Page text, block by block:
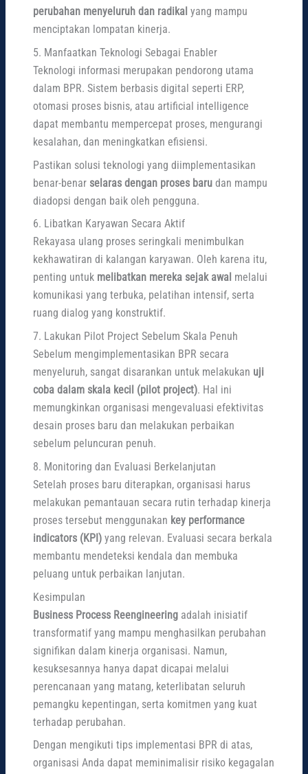
perubahan menyeluruh dan radikal yang mampu
menciptakan lompatan kinerja.
5. Manfaatkan Teknologi Sebagai Enabler
Teknologi informasi merupakan pendorong utama
dalam BPR. Sistem berbasis digital seperti ERP,
otomasi proses bisnis, atau artificial intelligence
dapat membantu mempercepat proses, mengurangi
kesalahan, dan meningkatkan efisiensi.
Pastikan solusi teknologi yang diimplementasikan
benar-benar selaras dengan proses baru dan mampu
diadopsi dengan baik oleh pengguna.
6. Libatkan Karyawan Secara Aktif
Rekayasa ulang proses seringkali menimbulkan
kekhawatiran di kalangan karyawan. Oleh karena itu,
penting untuk melibatkan mereka sejak awal melalui
komunikasi yang terbuka, pelatihan intensif, serta
ruang dialog yang konstruktif.
7. Lakukan Pilot Project Sebelum Skala Penuh
Sebelum mengimplementasikan BPR secara
menyeluruh, sangat disarankan untuk melakukan uji
coba dalam skala kecil (pilot project). Hal ini
memungkinkan organisasi mengevaluasi efektivitas
desain proses baru dan melakukan perbaikan
sebelum peluncuran penuh.
8. Monitoring dan Evaluasi Berkelanjutan
Setelah proses baru diterapkan, organisasi harus
melakukan pemantauan secara rutin terhadap kinerja
proses tersebut menggunakan key performance
indicators (KPI) yang relevan. Evaluasi secara berkala
membantu mendeteksi kendala dan membuka
peluang untuk perbaikan lanjutan.
Kesimpulan
Business Process Reengineering adalah inisiatif
transformatif yang mampu menghasilkan perubahan
signifikan dalam kinerja organisasi. Namun,
kesuksesannya hanya dapat dicapai melalui
perencanaan yang matang, keterlibatan seluruh
pemangku kepentingan, serta komitmen yang kuat
terhadap perubahan.
Dengan mengikuti tips implementasi BPR di atas,
organisasi Anda dapat meminimalisir risiko kegagalan